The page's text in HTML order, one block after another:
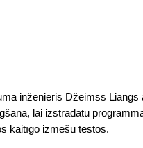
inženieris Džeimss Liangs
lai izstrādātu
kaitīgo izmešu testos.